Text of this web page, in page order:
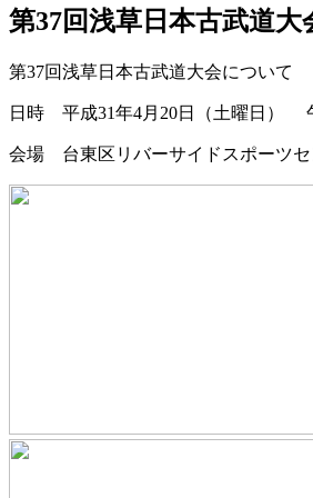
第37回浅草日本古武道
第37回浅草日本古武道大会について
日時 平成31年4月20日（土曜日）
会場 台東区リバーサイドスポーツ